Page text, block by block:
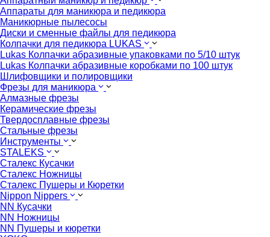
Аппараты для маникюра и педикюра
Маникюрные пылесосы
Диски и сменные файлы для педикюра
Колпачки для педикюра LUKAS
Lukas Колпачки абразивные упаковками по 5/10 штук
Lukas Колпачки абразивные коробками по 100 штук
Шлифовщики и полировщики
Фрезы для маникюра
Алмазные фрезы
Керамические фрезы
Твердосплавные фрезы
Стальные фрезы
Инструменты
STALEKS
Сталекс Кусачки
Сталекс Ножницы
Сталекс Пушеры и Кюретки
Nippon Nippers
NN Кусачки
NN Ножницы
NN Пушеры и кюретки